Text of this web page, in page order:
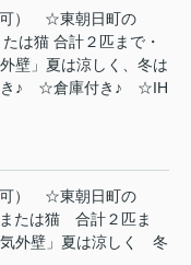
可） ☆東朝日町の
は猫 合計２匹まで・
壁」夏は涼しく、冬は
♪ ☆倉庫付き♪ ☆IH
）
☆東朝日町の
たは猫
合計２匹ま
外壁」夏は涼しく
冬